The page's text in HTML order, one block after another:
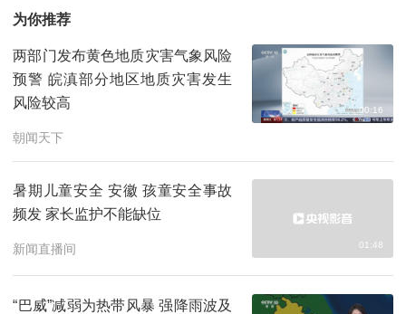
08:00
09:00 新闻直播间 预约
10:00
11:00 新闻联播
为你推荐
两部门发布黄色地质灾害气象风险
预警 皖滇部分地区地质灾害发生
风险较高
朝闻天下
00:16
暑期儿童安全 安徽 孩童安全事故
频发 家长监护不能缺位
新闻直播间 01:48
“巴威”减弱为热带风暴 强降雨波及